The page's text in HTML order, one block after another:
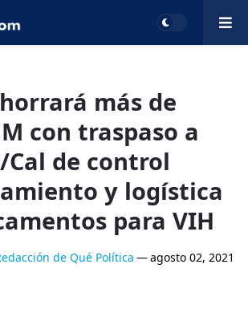
más de
con traspaso a
Cal de control
y logística
para VIH
de Qué Política —agosto 02, 2021